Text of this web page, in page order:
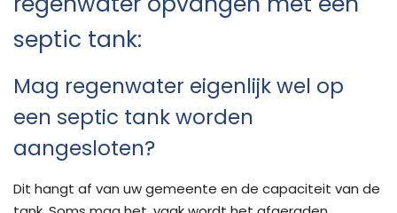
septic tank:
Mag regenwater eigenlijk wel op
een septic tank worden
aangesloten?
Dit hangt af van uw gemeente en de capaciteit van de